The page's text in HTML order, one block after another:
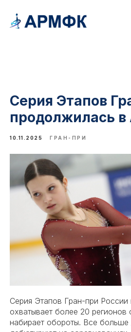
Серия Этапов
продолжилась в
10.11.2025 ГРАН-ПРИ
Серия Этапов Гран-при
охватывает более 20 регионов
набирает обороты. Все больше